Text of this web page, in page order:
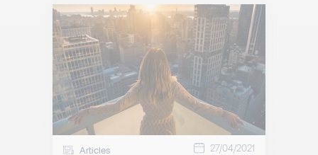
Articles 27/04/2021